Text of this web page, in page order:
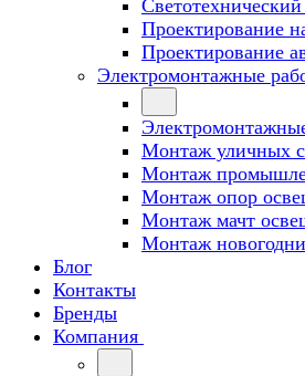
Проектирование
Проектирование
Электромонтажные
Монтаж уличных
Монтаж
Монтаж опор
Монтаж мачт
Монтаж
Блог
Контакты
Бренды
Компания